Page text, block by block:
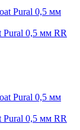
0,5 мм RR
0,5 мм RR